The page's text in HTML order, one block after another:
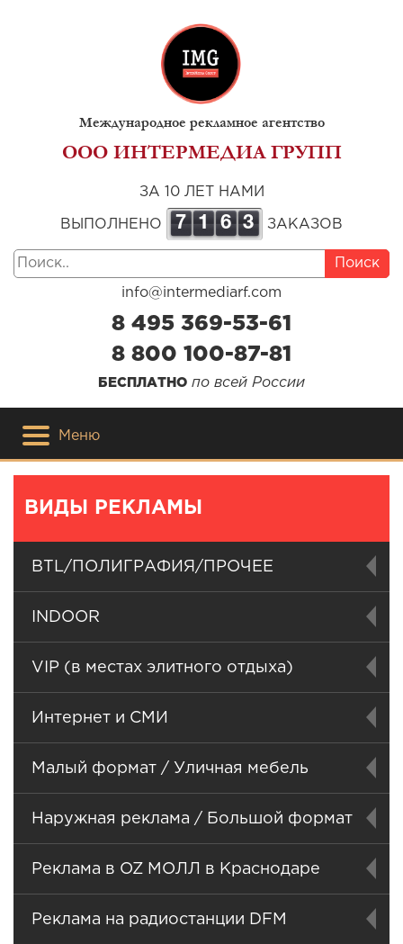
Международное рекламное агентство
ООО ИНТЕРМЕДИА ГРУПП
ЗА 10 ЛЕТ НАМИ
ВЫПОЛНЕНО 7 1 6 3 ЗАКАЗОВ
Поиск
info@intermediarf.com
8 495 369-53-61
8 800 100-87-81
БЕСПЛАТНО по всей России
Меню
ВИДЫ РЕКЛАМЫ
BTL/ПОЛИГРАФИЯ/ПРОЧЕЕ
INDOOR
VIP (в местах элитного отдыха)
Интернет и СМИ
Малый формат / Уличная мебель
Наружная реклама / Большой формат
Реклама в OZ МОЛЛ в Краснодаре
Реклама на радиостанции DFM